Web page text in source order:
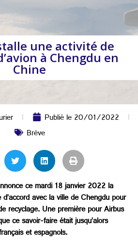
une activité de
à Chengdu en
Chine
Publié le20/01/2022
Brève
ce mardi 18 janvier 2022 la
avec la ville de Chengdu pour
recyclage. Une première pour Airbus
ce savoir-faire était jusqu’alors
et espagnols.